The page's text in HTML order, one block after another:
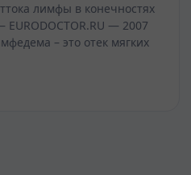
лимфы в конечностях
— 2007
– это отек мягких